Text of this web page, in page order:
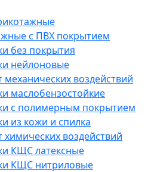
с ПВХ покрытием
без покрытия
нейлоновые
механических воздействий
маслобензостойкие
с полимерным покрытием
из кожи и спилка
химических воздействий
КЩС латексные
КЩС нитриловые